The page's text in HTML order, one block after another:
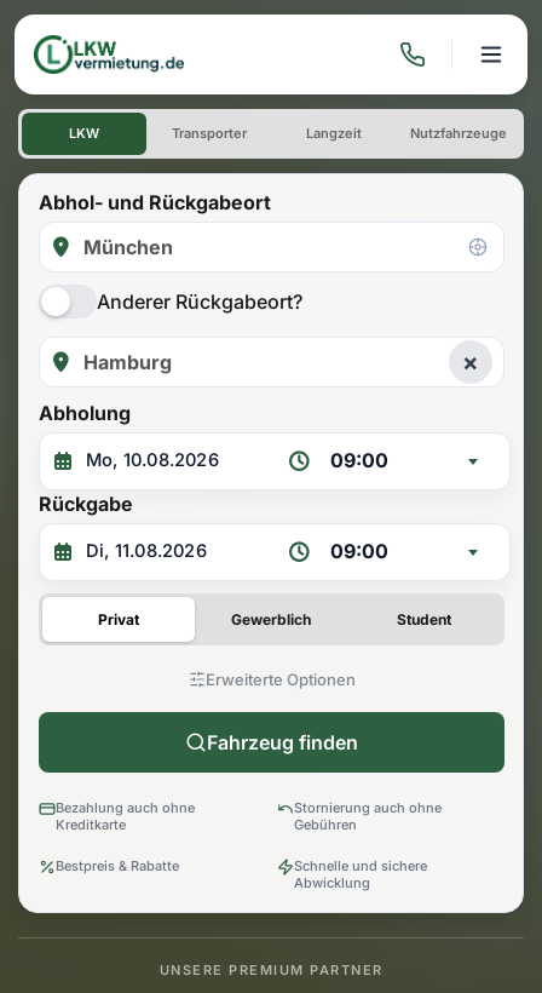
LKW mieten: Einwegmiete
LKW Transporter Langzeit Nutzfahrzeuge
Abhol- und Rückgabeort
Anderer Rückgabeort?
×
Abholung
09:00
Rückgabe
09:00
Privat Gewerblich Student
Erweiterte Optionen
Fahrzeug finden
Bezahlung auch ohne
Kreditkarte
Stornierung auch ohne
Gebühren
Bestpreis & Rabatte
Schnelle und sichere
Abwicklung
UNSERE PREMIUM PARTNER